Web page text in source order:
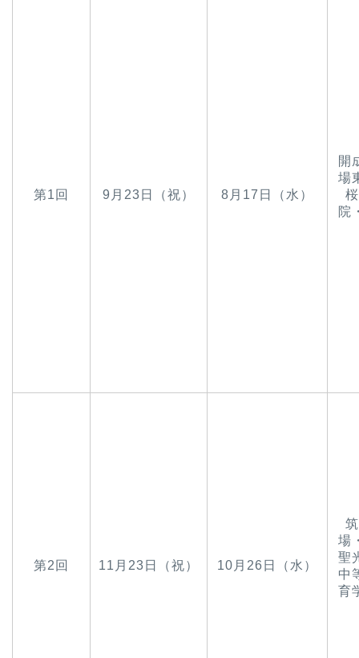
第1回 9月23日（祝） 8月17日（水）
開
場
院
第2回 11月23日（祝） 10月26日（水）
場
聖
中
育